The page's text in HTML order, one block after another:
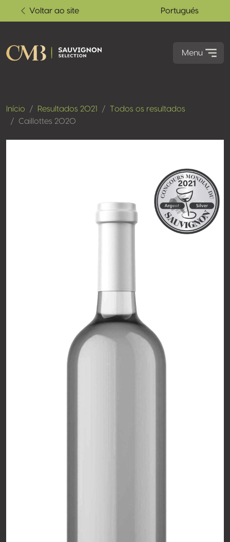
Voltar ao site Portugués
Menu
Início Resultados 2021
Todos os resultados
Caillottes 2020